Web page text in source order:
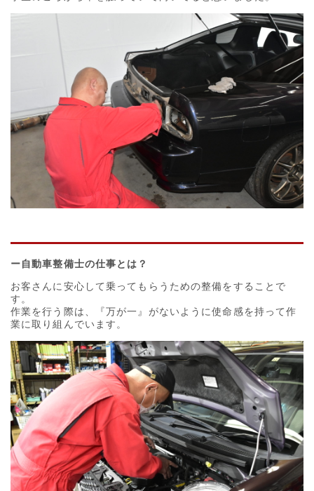
ー自動車整備士の仕事とは？
お客さんに安心して乗ってもらうための整備をすることで
す。
作業を行う際は、『万が一』がないように使命感を持って作
業に取り組んでいます。